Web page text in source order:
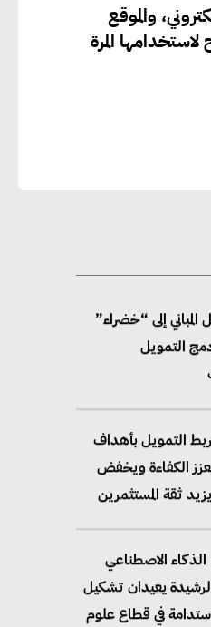
والموقع
لاستخدامها المرة
جوجل تعلن إضافة 12 جيجاوات
وتجنب انبعاث
إلى “خضراء”
التمويل
التمويل بأهداف
الكفاءة ويخفض
ثقة المستثمرين
الذكاء الاصطناعي
يعيدان تشكيل
في قطاع علوم